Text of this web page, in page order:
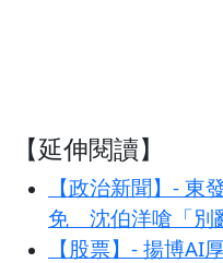
【延伸閱讀】
【政治新聞】- 東
免 沈伯洋嗆「別
【股票】- 揚博AI